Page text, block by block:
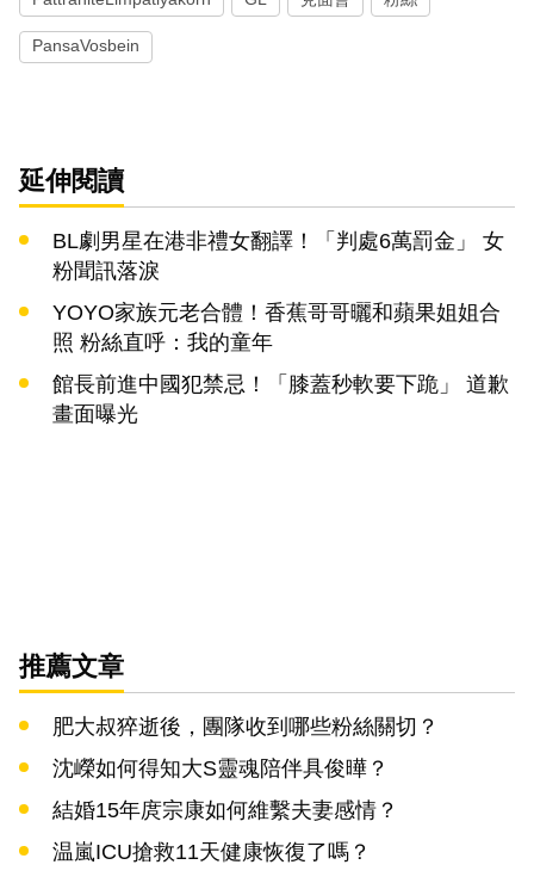
PansaVosbein
延伸閱讀
BL劇男星在港非禮女翻譯！「判處6萬罰金」 女
粉聞訊落淚
YOYO家族元老合體！香蕉哥哥曬和蘋果姐姐合
照 粉絲直呼：我的童年
館長前進中國犯禁忌！「膝蓋秒軟要下跪」 道歉
畫面曝光
推薦文章
肥大叔猝逝後，團隊收到哪些粉絲關切？
沈嶸如何得知大S靈魂陪伴具俊曄？
結婚15年庹宗康如何維繫夫妻感情？
温嵐ICU搶救11天健康恢復了嗎？